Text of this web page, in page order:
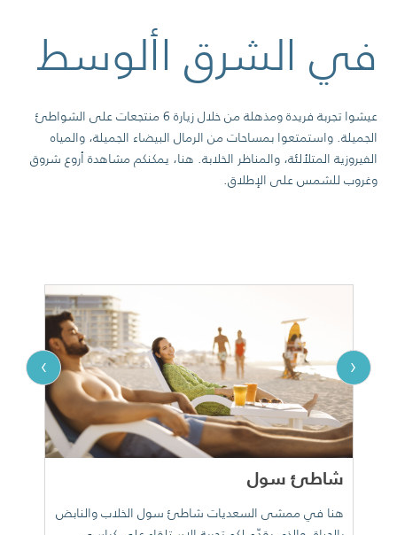
في الشرق األوسط
عيشوا تجربة فريدة ومذهلة من خلال زيارة 6 منتجعات على الشواطئ
الجميلة. واستمتعوا بمساحات من الرمال البيضاء الجميلة، والمياه
الفيروزية المتلألئة، والمناظر الخلابة. هنا، يمكنكم مشاهدة أروع شروق
وغروب للشمس على الإطلاق.
شاطئ سول
هنا في ممشى السعديات شاطئ سول الخلاب والنابض
‹
›